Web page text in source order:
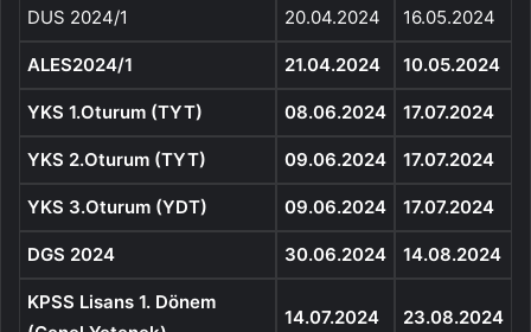
DUS 2024/1 20.04.2024 16.05.2024
ALES2024/1 21.04.2024 10.05.2024
YKS 1.Oturum (TYT) 08.06.2024 17.07.2024
YKS 2.Oturum (TYT) 09.06.2024 17.07.2024
YKS 3.Oturum (YDT) 09.06.2024 17.07.2024
DGS 2024 30.06.2024 14.08.2024
KPSS Lisans 1. Dönem
14.07.2024 23.08.2024